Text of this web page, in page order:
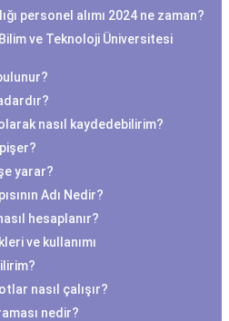
personel alımı 2024 ne zaman?
ve Teknoloji Üniversitesi
nasıl kaydedebilirim?
yarar?
Adı Nedir?
hesaplanır?
ve kullanımı
nasıl çalışır?
nedir?